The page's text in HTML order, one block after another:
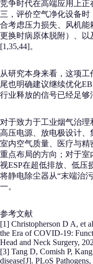
竞争时代在高端应用上
三，评价空气净化设备时
合考虑压力损失、风机能
更换时病原体脱附）、以
[1,35,44]。
从研究本身来看，这项
尾也明确建议继续优化
行业释放的信号已经足够
对于致力于工业烟气治
高压电源、放电极设计、
室内空气质量、医疗与
重点布局的方向；对于
视ESP在超低排放、低压
将静电除尘器从“末端治
一。
参考文献
[1] Christopherson D A, et
the Era of COVID-19:
Head and Neck Surgery,
[3] Tang D, Comish P,
disease[J]. PLoS